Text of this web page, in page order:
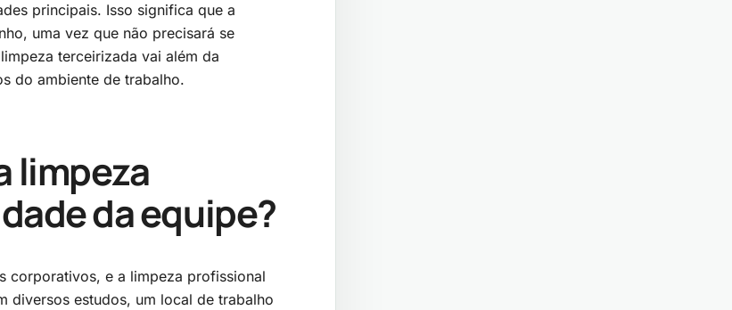
principais. Isso significa que a
uma vez que não precisará se
terceirizada vai além da
do ambiente de trabalho.
limpeza
da equipe?
corporativos, e a limpeza profissional
diversos estudos, um local de trabalho